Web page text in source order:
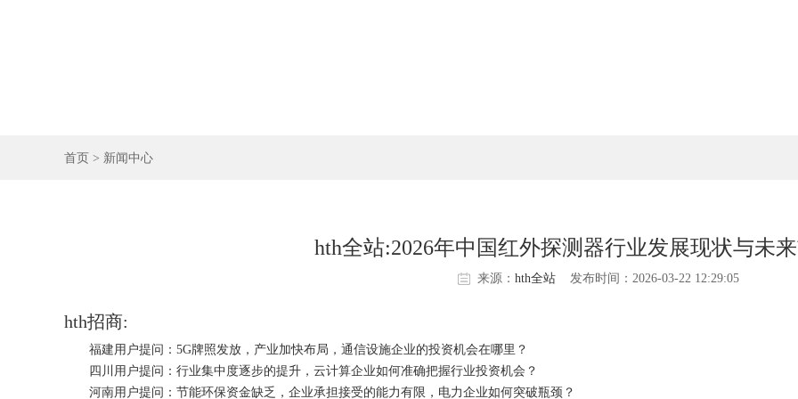
首页 > 新闻中心
hth全站:2026年中国红外探测器行业发展现状与未
来源： hth全站 发布时间：2026-03-22 12:29:05
hth招商:
福建用户提问：5G牌照发放，产业加快布局，通信设施企业的投资机会在哪里？
四川用户提问：行业集中度逐步的提升，云计算企业如何准确把握行业投资机会？
河南用户提问：节能环保资金缺乏，企业承担接受的能力有限，电力企业如何突破瓶颈？